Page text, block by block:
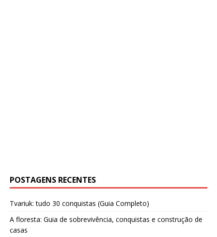
POSTAGENS RECENTES
Tvariuk: tudo 30 conquistas (Guia Completo)
A floresta: Guia de sobrevivência, conquistas e construção de
casas